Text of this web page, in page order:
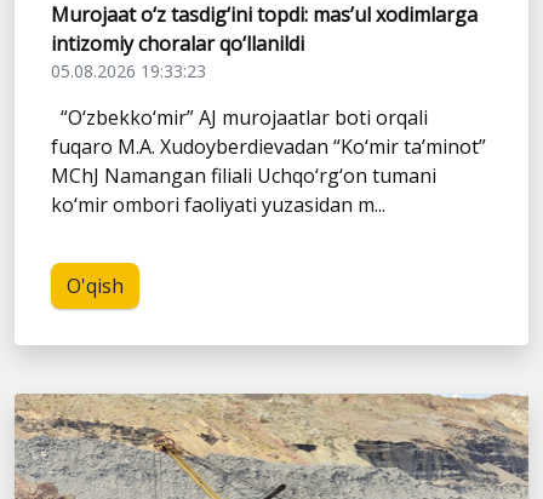
Murojaat o‘z tasdig‘ini topdi: mas’ul xodimlarga
intizomiy choralar qo‘llanildi
05.08.2026 19:33:23
“O‘zbekko‘mir” AJ murojaatlar boti orqali
fuqaro M.A. Xudoyberdievadan “Ko‘mir ta’minot”
MChJ Namangan filiali Uchqo‘rg‘on tumani
ko‘mir ombori faoliyati yuzasidan m...
O'qish